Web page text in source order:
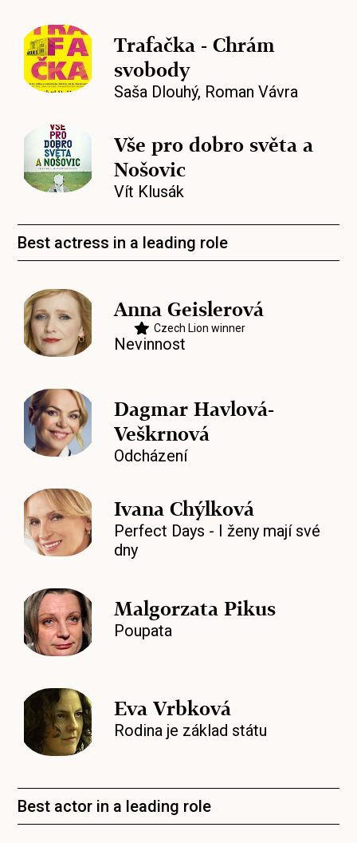
Trafačka - Chrám
svobody
Saša Dlouhý, Roman Vávra
Vše pro dobro světa a
Nošovic
Vít Klusák
Best actress in a leading role
Anna Geislerová
Czech Lion winner
Nevinnost
Dagmar Havlová-
Veškrnová
Odcházení
Ivana Chýlková
Perfect Days - I ženy mají své
dny
Malgorzata Pikus
Poupata
Eva Vrbková
Rodina je základ státu
Best actor in a leading role